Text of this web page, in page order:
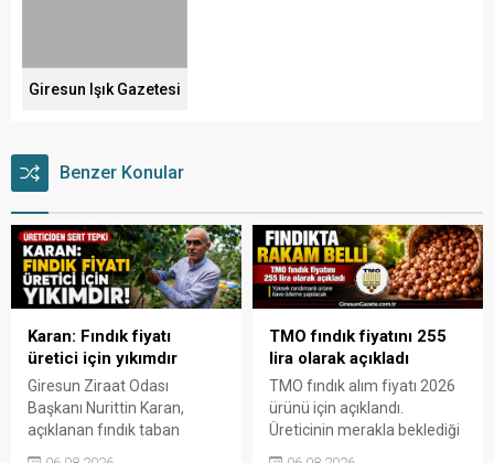
Giresun Işık Gazetesi
Benzer Konular
Karan: Fındık fiyatı
üretici için yıkımdır
Giresun Ziraat Odası
Başkanı Nurittin Karan,
açıklanan fındık taban
TMO fındık fiyatını 255
lira olarak açıkladı
TMO fındık alım fiyatı 2026
ürünü için açıklandı.
Üreticinin merakla beklediği